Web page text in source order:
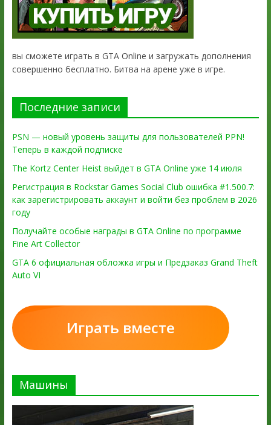
вы сможете играть в GTA Online и загружать дополнения
совершенно бесплатно. Битва на арене уже в игре.
Последние записи
PSN — новый уровень защиты для пользователей PPN!
Теперь в каждой подписке
The Kortz Center Heist выйдет в GTA Online уже 14 июля
Регистрация в Rockstar Games Social Club ошибка #1.500.7:
как зарегистрировать аккаунт и войти без проблем в 2026
году
Получайте особые награды в GTA Online по программе
Fine Art Collector
GTA 6 официальная обложка игры и Предзаказ Grand Theft
Auto VI
Играть вместе
Машины